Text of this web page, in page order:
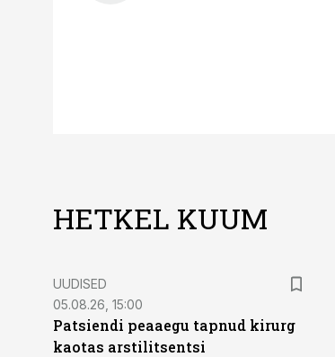
HETKEL KUUM
UUDISED
05.08.26, 15:00
Patsiendi peaaegu tapnud kirurg
kaotas arstilitsentsi